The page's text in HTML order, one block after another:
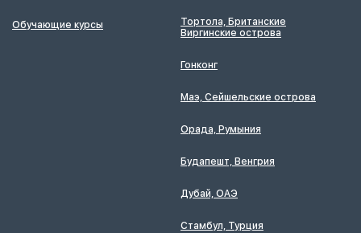
Обучающие курсы
Тортола, Британские
Виргинские острова
Гонконг
Маэ, Сейшельские острова
Орада, Румыния
Будапешт, Венгрия
Дубай, ОАЭ
Стамбул, Турция